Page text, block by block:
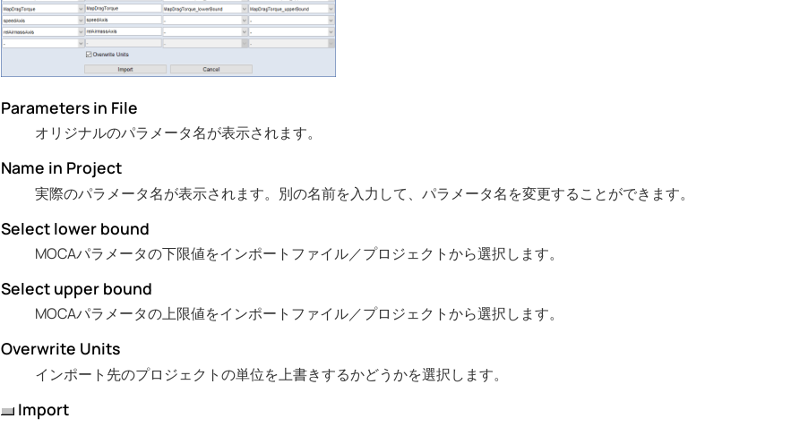
Parameters in File
オリジナルのパラメータ名が表示されます。
Name in Project
実際のパラメータ名が表示されます。別の名前を入力して、パラメータ名を変更することができます。
Select lower bound
MOCAパラメータの下限値をインポートファイル／プロジェクトから選択します。
Select upper bound
MOCAパラメータの上限値をインポートファイル／プロジェクトから選択します。
Overwrite Units
インポート先のプロジェクトの単位を上書きするかどうかを選択します。
Import